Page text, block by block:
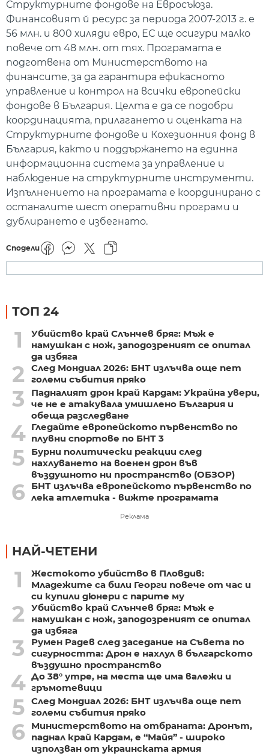
Структурните фондове на Евросъюза.
Финансовият й ресурс за периода 2007-2013 г. е
56 млн. и 800 хиляди евро, ЕС ще осигури малко
повече от 48 млн. от тях. Програмата е
подготвена от Министерството на
финансите, за да гарантира ефикасното
управление и контрол на всички европейски
фондове в България. Целта е да се подобри
координацията, прилагането и оценката на
Структурните фондове и Кохезионния фонд в
България, както и поддържането на единна
информационна система за управление и
наблюдение на структурните инструменти.
Изпълнението на програмата е координирано с
останалите шест оперативни програми и
дублирането е избегнато.
Сподели
ТОП 24
1
Убийство край Слънчев бряг: Мъж е
намушкан с нож, заподозреният се опитал
да избяга
2
След Мондиал 2026: БНТ излъчва още пет
големи събития пряко
3
Падналият дрон край Кардам: Украйна увери,
че не е атакувала умишлено България и
обеща разследване
4 Гледайте европейското първенство по
плувни спортове по БНТ 3
5
Бурни политически реакции след
нахлуването на военен дрон във
въздушното ни пространство (ОБЗОР)
6
БНТ излъчва европейското първенство по
лека атлетика - вижте програмата
Реклама
НАЙ-ЧЕТЕНИ
1
Жестокото убийство в Пловдив:
Младежите са били Георги повече от час и
си купили дюнери с парите му
2
Убийство край Слънчев бряг: Мъж е
намушкан с нож, заподозреният се опитал
да избяга
3
Румен Радев след заседание на Съвета по
сигурността: Дрон е нахлул в българското
въздушно пространство
4 До 38° утре, на места ще има валежи и
гръмотевици
5 След Мондиал 2026: БНТ излъчва още пет
големи събития пряко
6
Министерството на отбраната: Дронът,
паднал край Кардам, е “Майя” - широко
използван от украинската армия